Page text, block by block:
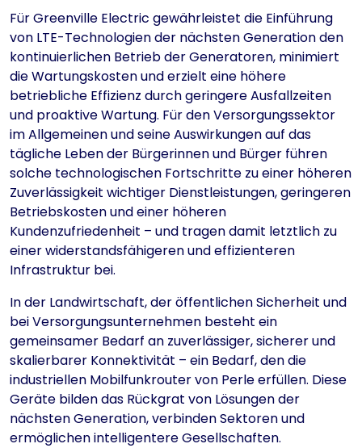
Für Greenville Electric gewährleistet die Einführung
von LTE-Technologien der nächsten Generation den
kontinuierlichen Betrieb der Generatoren, minimiert
die Wartungskosten und erzielt eine höhere
betriebliche Effizienz durch geringere Ausfallzeiten
und proaktive Wartung. Für den Versorgungssektor
im Allgemeinen und seine Auswirkungen auf das
tägliche Leben der Bürgerinnen und Bürger führen
solche technologischen Fortschritte zu einer höheren
Zuverlässigkeit wichtiger Dienstleistungen, geringeren
Betriebskosten und einer höheren
Kundenzufriedenheit – und tragen damit letztlich zu
einer widerstandsfähigeren und effizienteren
Infrastruktur bei.
In der Landwirtschaft, der öffentlichen Sicherheit und
bei Versorgungsunternehmen besteht ein
gemeinsamer Bedarf an zuverlässiger, sicherer und
skalierbarer Konnektivität – ein Bedarf, den die
industriellen Mobilfunkrouter von Perle erfüllen. Diese
Geräte bilden das Rückgrat von Lösungen der
nächsten Generation, verbinden Sektoren und
ermöglichen intelligentere Gesellschaften.